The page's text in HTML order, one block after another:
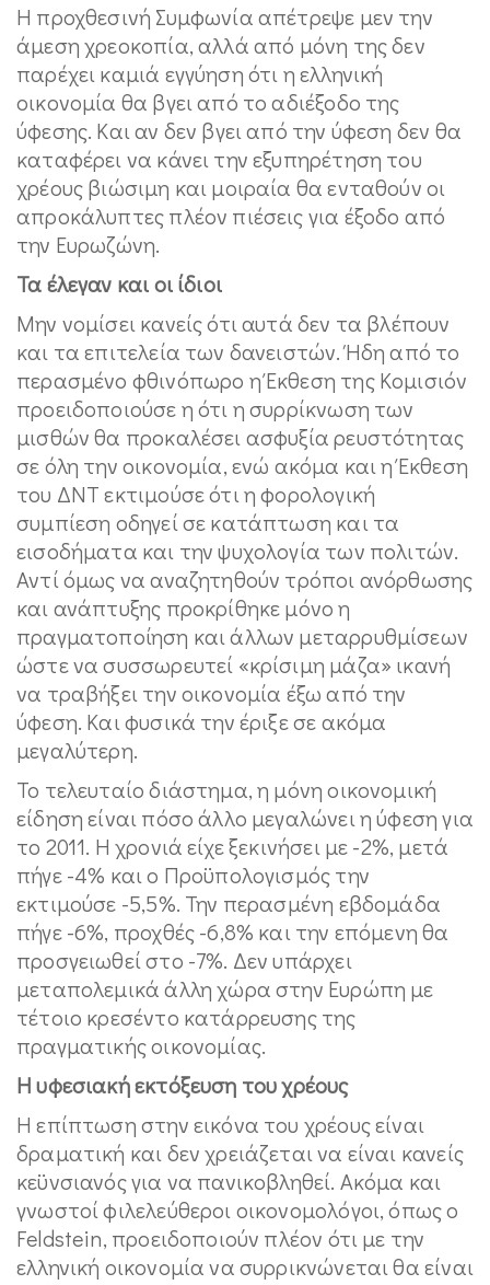
Η προχθεσινή Συμφωνία απέτρεψε μεν την
άμεση χρεοκοπία, αλλά από μόνη της δεν
παρέχει καμιά εγγύηση ότι η ελληνική
οικονομία θα βγει από το αδιέξοδο της
ύφεσης. Και αν δεν βγει από την ύφεση δεν θα
καταφέρει να κάνει την εξυπηρέτηση του
χρέους βιώσιμη και μοιραία θα ενταθούν οι
απροκάλυπτες πλέον πιέσεις για έξοδο από
την Ευρωζώνη.
Τα έλεγαν και οι ίδιοι
Μην νομίσει κανείς ότι αυτά δεν τα βλέπουν
και τα επιτελεία των δανειστών. Ήδη από το
περασμένο φθινόπωρο η Έκθεση της Κομισιόν
προειδοποιούσε η ότι η συρρίκνωση των
μισθών θα προκαλέσει ασφυξία ρευστότητας
σε όλη την οικονομία, ενώ ακόμα και η Έκθεση
του ΔΝΤ εκτιμούσε ότι η φορολογική
συμπίεση οδηγεί σε κατάπτωση και τα
εισοδήματα και την ψυχολογία των πολιτών.
Αντί όμως να αναζητηθούν τρόποι ανόρθωσης
και ανάπτυξης προκρίθηκε μόνο η
πραγματοποίηση και άλλων μεταρρυθμίσεων
ώστε να συσσωρευτεί «κρίσιμη μάζα» ικανή
να τραβήξει την οικονομία έξω από την
ύφεση. Και φυσικά την έριξε σε ακόμα
μεγαλύτερη.
Το τελευταίο διάστημα, η μόνη οικονομική
είδηση είναι πόσο άλλο μεγαλώνει η ύφεση για
το 2011. Η χρονιά είχε ξεκινήσει με -2%, μετά
πήγε -4% και ο Προϋπολογισμός την
εκτιμούσε -5,5%. Την περασμένη εβδομάδα
πήγε -6%, προχθές -6,8% και την επόμενη θα
προσγειωθεί στο -7%. Δεν υπάρχει
μεταπολεμικά άλλη χώρα στην Ευρώπη με
τέτοιο κρεσέντο κατάρρευσης της
πραγματικής οικονομίας.
Η υφεσιακή εκτόξευση του χρέους
Η επίπτωση στην εικόνα του χρέους είναι
δραματική και δεν χρειάζεται να είναι κανείς
κεϋνσιανός για να πανικοβληθεί. Ακόμα και
γνωστοί φιλελεύθεροι οικονομολόγοι, όπως ο
Feldstein, προειδοποιούν πλέον ότι με την
ελληνική οικονομία να συρρικνώνεται θα είναι